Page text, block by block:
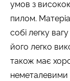
умов з
пилом.
собі легку
його легко
також має
неметалевими